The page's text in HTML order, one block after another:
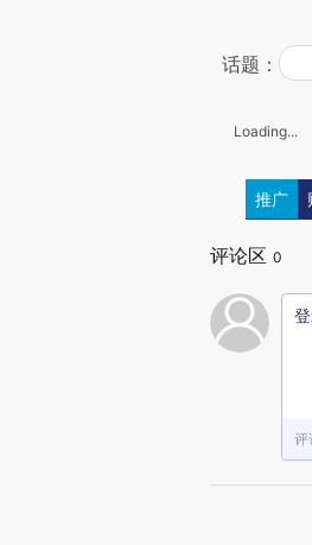
话题：
Loading...
推广
评论区 0
评